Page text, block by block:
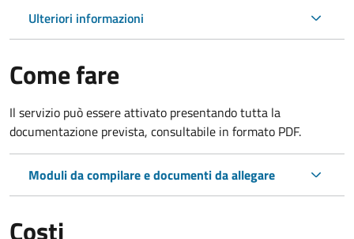
Ulteriori informazioni
Come fare
Il servizio può essere attivato presentando tutta la
documentazione prevista, consultabile in formato PDF.
Moduli da compilare e documenti da allegare
Costi